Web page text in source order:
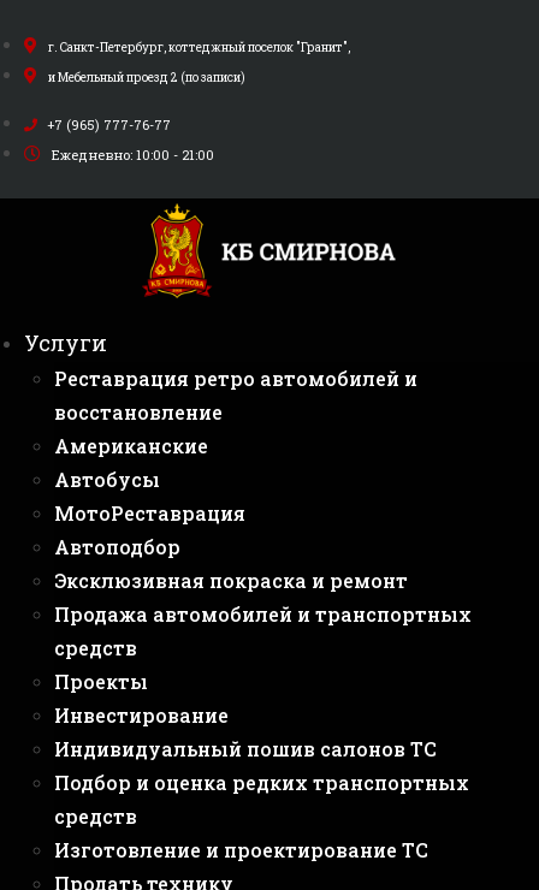
к
содержимому
г. Санкт-Петербург, коттеджный поселок "Гранит",
и Мебельный проезд 2 (по записи)
+7 (965) 777-76-77
Ежедневно: 10:00 - 21:00
Услуги
Реставрация ретро автомобилей и
восстановление
Американские
Автобусы
МотоРеставрация
Автоподбор
Эксклюзивная покраска и ремонт
Продажа автомобилей и транспортных
средств
Проекты
Инвестирование
Индивидуальный пошив салонов ТС
Подбор и оценка редких транспортных
средств
Изготовление и проектирование ТС
Продать технику